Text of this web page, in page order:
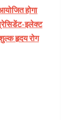
होगा
इलेक्ट
हृदय रोग